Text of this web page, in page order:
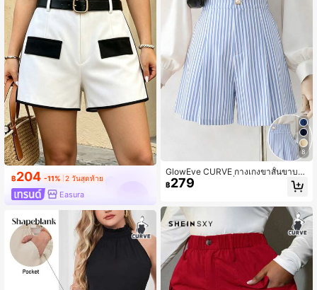
฿204 -11% 2 วันสุดท้าย
Easura
8
GlowEve CURVE กางเกงขาสั้นขาบา
นลายทางพลีทแฟชั่นไซซ์ใหญ่ สไตล์ลำ
ลองสำหรับฤดูร้อน วันพักผ่อน ใส่ทำงาน
฿279